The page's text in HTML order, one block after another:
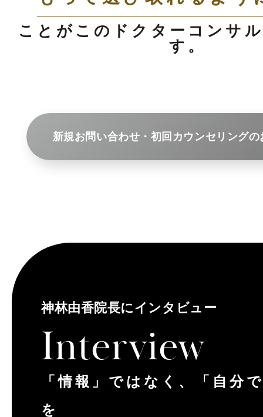
ことがこのドクターコンサ
す。
新規お問い合わせ・初回カウンセリングの
神林由香院長にインタビュー
Interview
「情報」ではなく、「自分
を